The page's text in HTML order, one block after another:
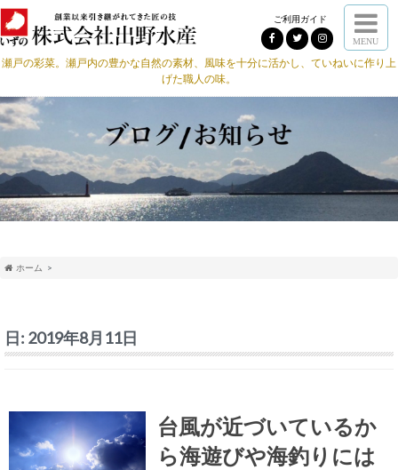
ご利用ガイド
MENU
瀬戸の彩菜。瀬戸内の豊かな自然の素材、風味を十分に活かし、ていねいに作り上
げた職人の味。
ホーム
日: 2019年8月11日
台風が近づいているか
ら海遊びや海釣りには